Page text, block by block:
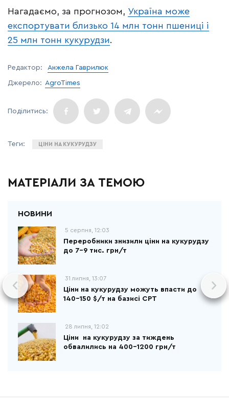
Нагадаємо, за прогнозом, Україна може
експортувати близько 14 млн тонн пшениці і
25 млн тонн кукурудзи.
Редактор: Анжела Гаврилюк
Джерело: AgroTimes
ЦІНИ НА КУКУРУДЗУ
МАТЕРІАЛИ ЗА ТЕМОЮ
5 серпня, 12:03
Переробники знизили ціни на кукурудзу
до 7-9 тис. грн/т
31 липня, 13:07
Ціни на кукурудзу можуть впасти до
140–150 $/т на базисі CPT
28 липня, 12:02
Ціни на кукурудзу за тиждень
обвалились на 400-1200 грн/т